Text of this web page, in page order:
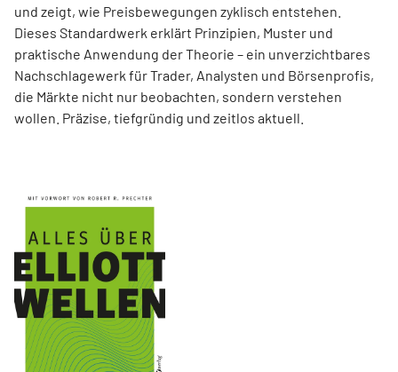
und zeigt, wie Preisbewegungen zyklisch entstehen.
Dieses Standardwerk erklärt Prinzipien, Muster und
praktische Anwendung der Theorie – ein unverzichtbares
Nachschlagewerk für Trader, Analysten und Börsenprofis,
die Märkte nicht nur beobachten, sondern verstehen
wollen. Präzise, tiefgründig und zeitlos aktuell.